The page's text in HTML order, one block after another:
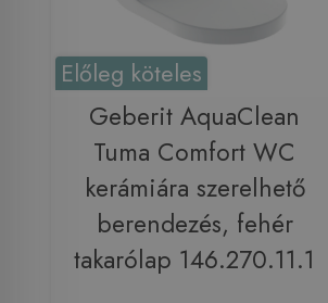
Előleg köteles
Geberit AquaClean
Tuma Comfort WC
kerámiára szerelhető
berendezés, fehér
takarólap 146.270.11.1